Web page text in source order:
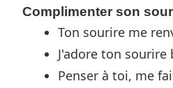
Complimenter son
Ton sourire me
J'adore ton sourire
Penser à toi, me